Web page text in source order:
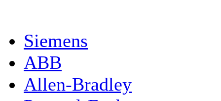
Siemens
ABB
Allen-Bradley